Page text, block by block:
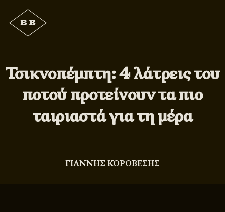
Τσικνοπέμπτη: 4 λάτρεις του
ποτού προτείνουν τα πιο
ταιριαστά για τη μέρα
ΓΙΑΝΝΗΣ ΚΟΡΟΒΕΣΗΣ